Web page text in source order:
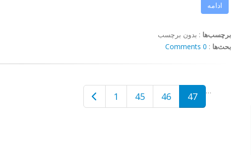
ادامه
برچسب‌ها : بدون برچسب
بحث‌ها :
0 Comments
1 …
45 46 47